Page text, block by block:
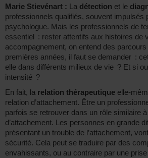
Marie Stievénart : La détection et le
professionnels qualifiés, souvent impulsés
psychologue. Mais les professionnels de
essentiel : rester attentifs aux histoires de
accompagnement, on entend des
premières années, il faut se demander :
elle dans différents milieux de vie ? Et si
intensité ?
En fait, la relation thérapeutique elle-
relation d’attachement. Être un
parfois se retrouver dans un rôle similaire à
d’attachement. Les personnes en grande
présentant un trouble de l’attachement,
sécurité. Cela peut se traduire par des
envahissants, ou au contraire par une